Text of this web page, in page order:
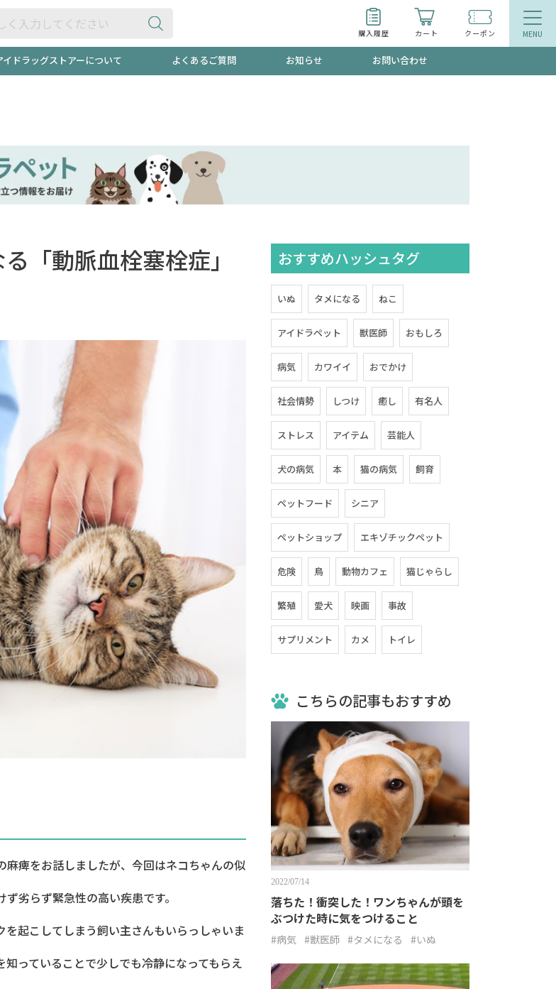
購入履歴 カート クーポン
衛生用品・日用品 防災用品 食品
オトナ向け
分プレ
全リセッ
新規登録で！今すぐ使えるクーポンプレゼント中！！
友だち大募集！限定クーポンも不定期配信
イドラッグストアーについて よくあるご質問 お知らせ お問い合わせ
「動脈血栓塞栓症」
麻痺をお話しましたが、今回はネコちゃんの似
劣らず緊急性の高い疾患です。
起こしてしまう飼い主さんもいらっしゃいま
っていることで少しでも冷静になってもらえ
おすすめハッシュタグ
いぬ タメになる ねこ
アイドラペット 獣医師 おもしろ
病気 カワイイ おでかけ
社会情勢 しつけ 癒し 有名人
ストレス アイテム 芸能人
犬の病気 本 猫の病気 飼育
ペットフード シニア
ペットショップ エキゾチックペット
危険 鳥 動物カフェ 猫じゃらし
繁殖 愛犬 映画 事故
サプリメント カメ トイレ
こちらの記事もおすすめ
2022/07/14
落ちた！衝突した！ワンちゃんが頭を
ぶつけた時に気をつけること
#病気 #獣医師 #タメになる #いぬ